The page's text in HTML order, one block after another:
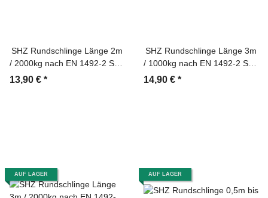
SHZ Rundschlinge Länge 2m
/ 2000kg nach EN 1492-2 SF7
13,90 € *
SHZ Rundschlinge Länge 3m
/ 1000kg nach EN 1492-2 SF7
14,90 € *
AUF LAGER AUF LAGER